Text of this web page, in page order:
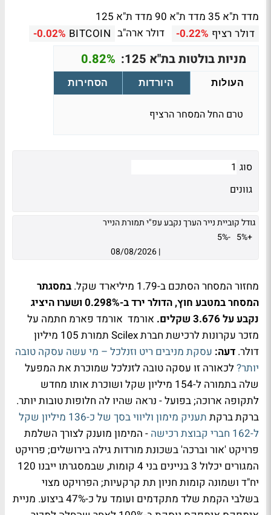
מדד ת"א 35 מדד ת"א 90 מדד ת"א 125
דולר רציף -0.22% דולר ארה"ב BITCOIN
-0.02%
מניות בולטות בת"א 125: 0.82%
העולות היורדות הסחירות
טרם החל המסחר הרציף
סוג
גוונים
גודל קוביית נייר הערך נקבע עפ"י תמורת הנייר
+5%
-5%
|
08/08/2026
מחזור המסחר הסתכם ב-1.79 מיליארד שקל.
במסגתר
המסחר במטבע חוץ, הדולר ירד ב-0.298% ושערו היציג
נקבע על 3.676​ שקלים.
אורמד אורמד פארמ חתמה על
מזכר עקרונות לרכישת חברת Scilex תמורת 105 מיליון
דולר. דעה: עסקת מניבים ריט וזנלכל – מי עשה עסקה טובה
יותר?לכאורה זו עסקה טובה לזנלכל שמוכרת את המפעל
שלה בתמורה ל-154 מיליון שקל ושוכרת אותו מחדש
לתקופה ארוכה; בפועל - נראה שהיו לה חלופות טובות יותר.
ברקת ברקת
תעניק מימון וליווי בסך של כ-136 מיליון שקל
ל-162 חברי קבוצת רכישה
- המימון מוענק לצורך השלמת
פרויקט 'אור וברכה' בשכונת מורדות גילה בירושלים; פרויקט
המגורים יכלול 3 בניינים בני 4 קומות, שבמסגרתו ייבנו 120
יח"ד ושמונה קומות חניון תת קרקעיות; הפרויקט מצוי
בשלבי הקמת שלד מתקדמים ועומד על כ-47% ביצוע. מניית